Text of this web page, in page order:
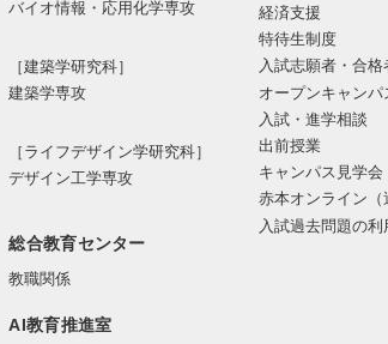
バイオ情報・応⽤化学専攻
［建築学研究科］
建築学専攻
［ライフデザイン学研究科］
デザイン工学専攻
総合教育センター
教職関係
AI教育推進室
経済支援
特待生制度
入試志願者・合格
オープンキャンパ
入試・進学相談
出前授業
キャンパス見学会
赤本オンライン（
入試過去問題の